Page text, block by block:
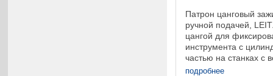
Патрон цанговый
ручной подачей,
цангой для
инструмента с
частью на станках с
шпинделя и ручной
подробнее